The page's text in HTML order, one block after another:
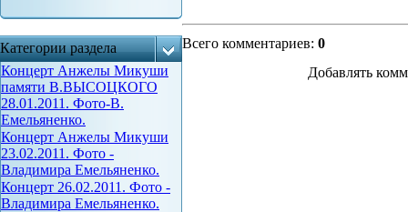
Категории раздела
Концерт Анжелы Микуши
памяти В.ВЫСОЦКОГО
28.01.2011. Фото-В.
Емельяненко.
Концерт Анжелы Микуши
23.02.2011. Фото -
Владимира Емельяненко.
Концерт 26.02.2011. Фото -
Владимира Емельяненко.
Всего комментариев: 0
Добавлять